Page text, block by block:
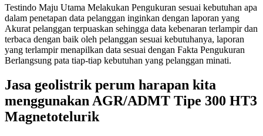
Testindo Maju Utama Melakukan Pengukuran sesuai kebutuhan apa
dalam penetapan data pelanggan inginkan dengan laporan yang
Akurat pelanggan terpuaskan sehingga data kebenaran terlampir dan
terbaca dengan baik oleh pelanggan sesuai kebutuhanya, laporan
yang terlampir menapilkan data sesuai dengan Fakta Pengukuran
Berlangsung pata tiap-tiap kebutuhan yang pelanggan minati.
Jasa geolistrik perum harapan kita
menggunakan AGR/ADMT Tipe 300 HT3
Magnetotelurik